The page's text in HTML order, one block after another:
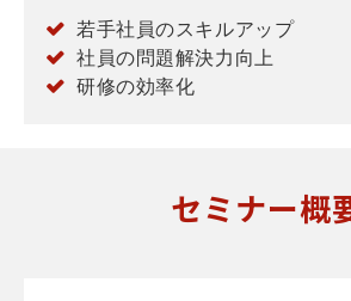
若手社員のスキルアップ
社員の問題解決力向上
研修の効率化
セミナー概